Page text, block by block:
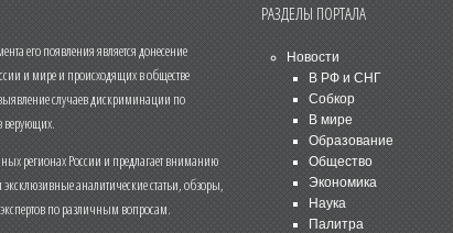
его появления является донесение
и мире и происходящих в обществе
случаев дискриминации по
регионах России и предлагает вниманию
аналитические статьи, обзоры,
по различным вопросам.
РАЗДЕЛЫ ПОРТАЛА
Новости
В РФ и СНГ
Собкор
В мире
Образование
Общество
Экономика
Наука
Палитра